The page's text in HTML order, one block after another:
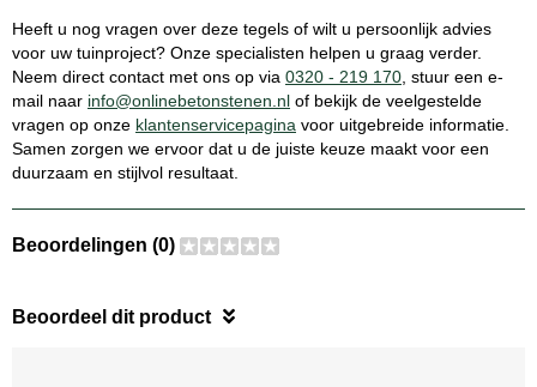
Heeft u nog vragen over deze tegels of wilt u persoonlijk advies
voor uw tuinproject? Onze specialisten helpen u graag verder.
Neem direct contact met ons op via 0320 - 219 170 , stuur een e-
mail naar info@onlinebetonstenen.nl of bekijk de veelgestelde
vragen op onze klantenservicepagina voor uitgebreide informatie.
Samen zorgen we ervoor dat u de juiste keuze maakt voor een
duurzaam en stijlvol resultaat.
Beoordelingen (0)
Beoordeel dit product